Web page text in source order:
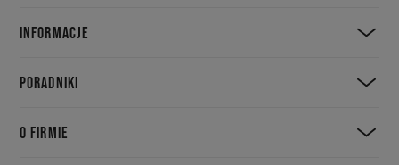
INFORMACJE
PORADNIKI
O FIRMIE